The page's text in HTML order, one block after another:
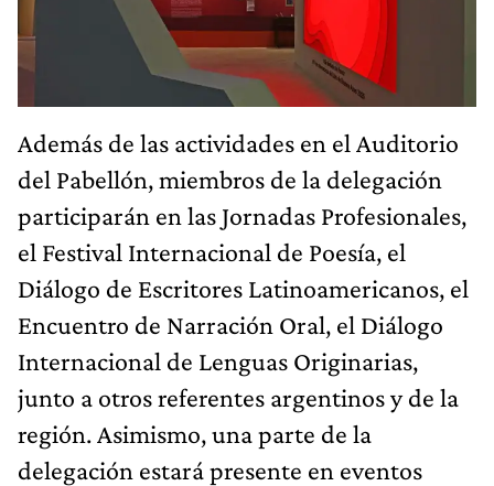
Además de las actividades en el Auditorio
del Pabellón, miembros de la delegación
participarán en las Jornadas Profesionales,
el Festival Internacional de Poesía, el
Diálogo de Escritores Latinoamericanos, el
Encuentro de Narración Oral, el Diálogo
Internacional de Lenguas Originarias,
junto a otros referentes argentinos y de la
región. Asimismo, una parte de la
delegación estará presente en eventos